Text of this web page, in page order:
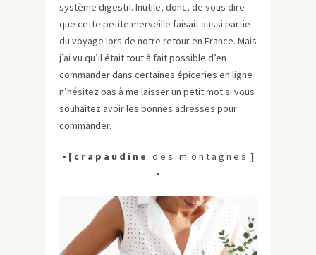
système digestif. Inutile, donc, de vous dire
que cette petite merveille faisait aussi partie
du voyage lors de notre retour en France. Mais
j’ai vu qu’il était tout à fait possible d’en
commander dans certaines épiceries en ligne
n’hésitez pas à me laisser un petit mot si vous
souhaitez avoir les bonnes adresses pour
commander.
• [ c r a p a u d i n e d e s m o n t a g n e s ]
•